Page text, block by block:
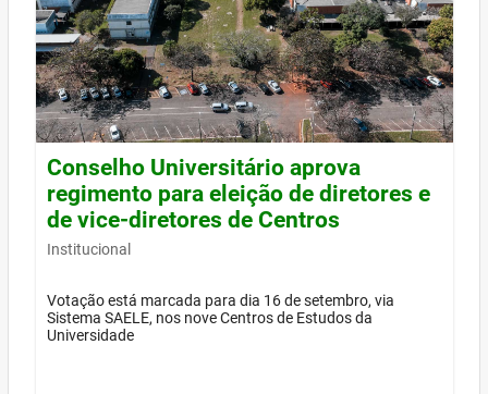
Conselho Universitário aprova
regimento para eleição de diretores e
de vice-diretores de Centros
Institucional
Votação está marcada para dia 16 de setembro, via
Sistema SAELE, nos nove Centros de Estudos da
Universidade